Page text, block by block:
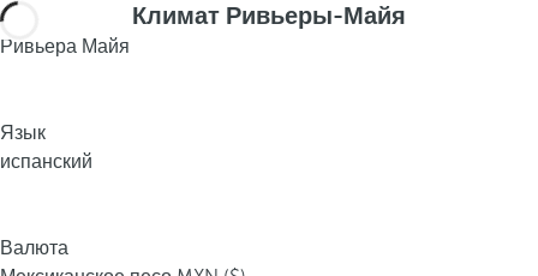
Климат Ривьеры-Майя
Ривьера Майя
Язык
испанский
Валюта
п